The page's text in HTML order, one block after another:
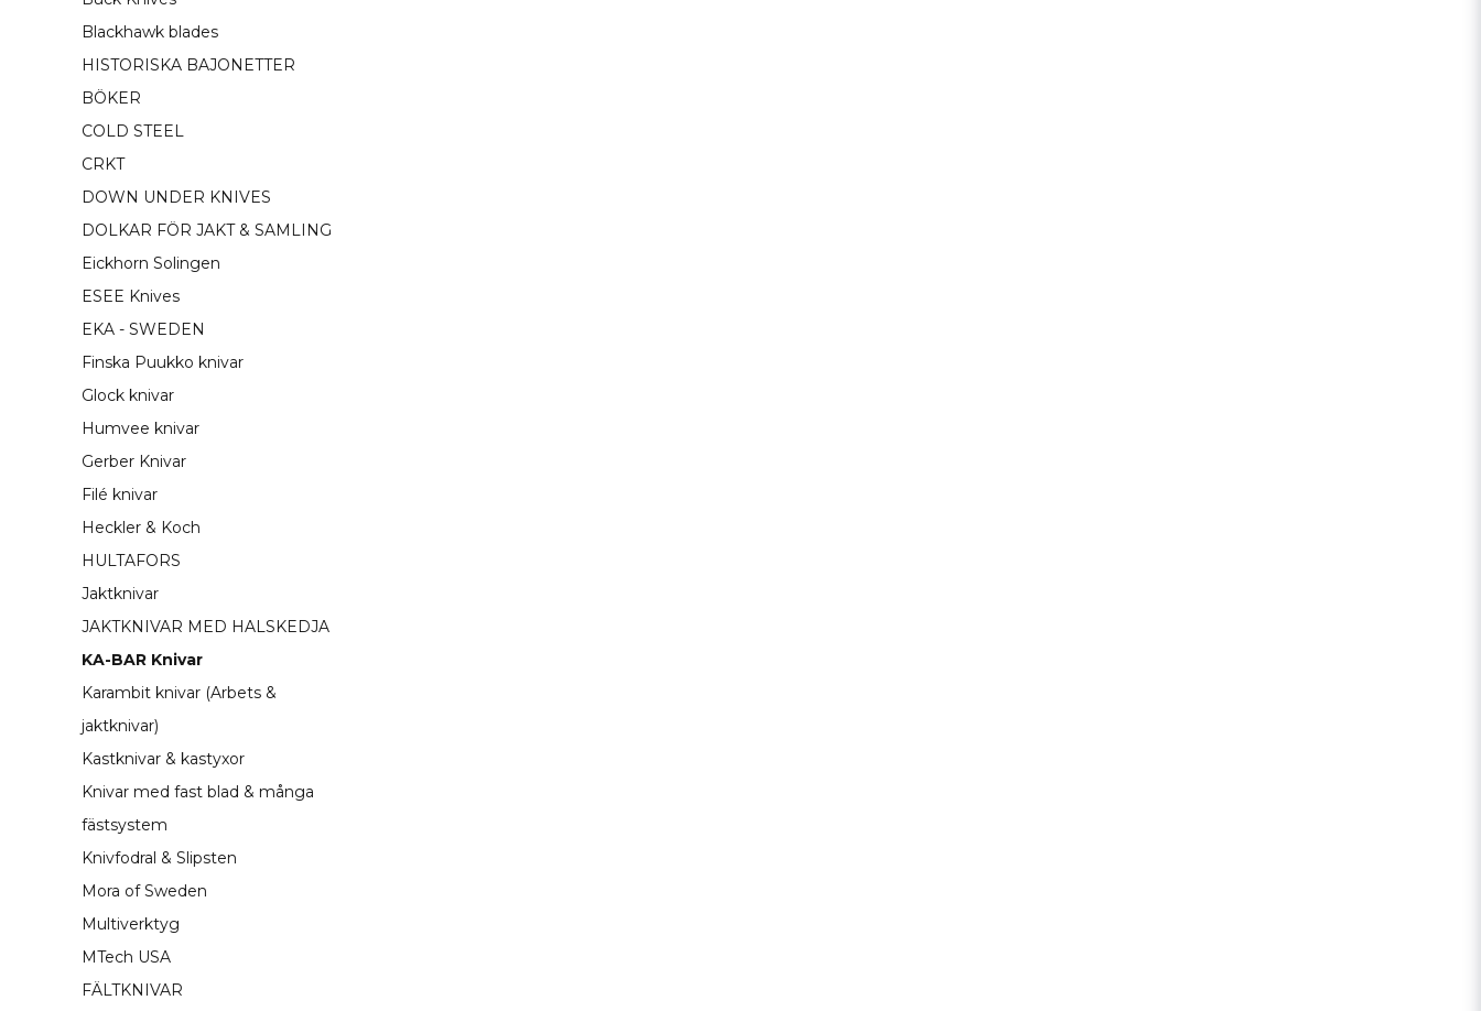
Blackhawk blades
HISTORISKA BAJONETTER
BÖKER
COLD STEEL
CRKT
DOWN UNDER KNIVES
DOLKAR FÖR JAKT & SAMLING
Eickhorn Solingen
ESEE Knives
EKA - SWEDEN
Finska Puukko knivar
Glock knivar
Humvee knivar
Gerber Knivar
Filé knivar
Heckler & Koch
HULTAFORS
Jaktknivar
JAKTKNIVAR MED HALSKEDJA
KA-BAR Knivar
Karambit knivar (Arbets &
jaktknivar)
Kastknivar & kastyxor
Knivar med fast blad & många
fästsystem
Knivfodral & Slipsten
Mora of Sweden
Multiverktyg
MTech USA
FÄLTKNIVAR